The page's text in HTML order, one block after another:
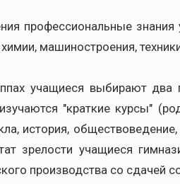
профессиональные
машиностроения,
учащиеся выбирают два
"краткие курсы"
история,
зрелости учащиеся
производства со сдачей